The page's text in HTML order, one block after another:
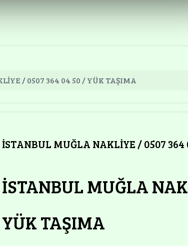
/ 0507 364 04 50 / YÜK TAŞIMA
İSTANBUL MUĞLA NAKLİYE / 0507
İSTANBUL MUĞLA
YÜK TAŞIMA